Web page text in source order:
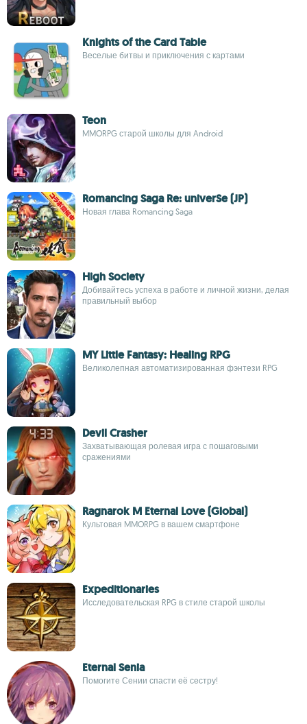
Knights of the Card Table
Веселые битвы и приключения с картами
Teon
MMORPG старой школы для Android
Romancing Saga Re: univerSe (JP)
Новая глава Romancing Saga
High Society
Добивайтесь успеха в работе и личной жизни, делая
правильный выбор
MY Little Fantasy: Healing RPG
Великолепная автоматизированная фэнтези RPG
Devil Crasher
Захватывающая ролевая игра с пошаговыми
сражениями
Ragnarok M Eternal Love (Global)
Культовая MMORPG в вашем смартфоне
Expeditionaries
Исследовательская RPG в стиле старой школы
Eternal Senia
Помогите Сении спасти её сестру!